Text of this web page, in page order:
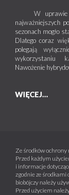
W uprawie
najważniejszych
sezonach mogło
Dlatego coraz
polegają
wykorzystaniu
Nawożenie
WIĘCEJ...
Ze środków ochrony
Przed każdym
i informacje
zgodnie ze
biobójczy należy
Przed użyciem